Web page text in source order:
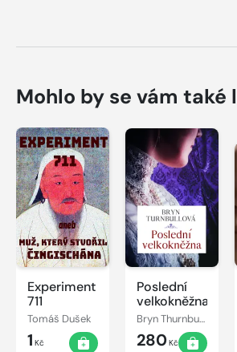
Mohlo by se vám také
Experiment
711
Tomáš Dušek
1 Kč
Poslední
velkokněžna
Bryn Thurnbullová
280Kč